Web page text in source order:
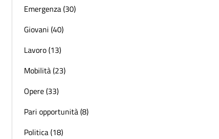
Emergenza (30)
Giovani (40)
Lavoro (13)
Mobilità (23)
Opere (33)
Pari opportunità (8)
Politica (18)